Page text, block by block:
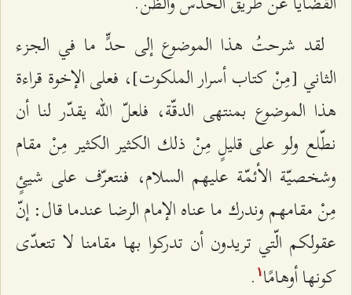
لقد شرحتُ هذا الموضوع إلى حدٍّ ما في الجزء
الثاني [مِنْ كتاب أسرار الملكوت]، فعلى الإخوة قراءة
هذا الموضوع بمنتهى الدقّة، فلعلّ الله يقدّر لنا أن
نطّلع ولو على قليلٍ مِنْ ذلك الكثير الكثير مِنْ مقام
وشخصيّة الأئمّة عليهم السلام، فنتعرّف على شيئٍ
مِنْ مقامهم وندرك ما عناه الإمام الرضا عندما قال: إنّ
عقولكم الّتي تريدون أن تدركوا بها مقامنا لا تتعدّى
كونها أوهامًا ۱ .